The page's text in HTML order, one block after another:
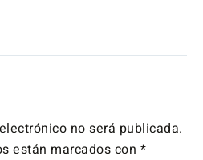
no será publicada.
están marcados con *